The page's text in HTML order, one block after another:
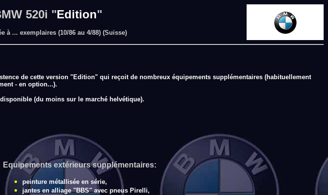
520i "Edition"
à ... exemplaires (10/86 au 4/88) (Suisse)
de cette version "Edition" qui reçoit de nombreux équipements supplémentaires (habituellement
- en option...).
(du moins sur le marché helvétique).
Equipements extérieurs supplémentaires:
peinture métallisée en série,
jantes en alliage "BBS" avec pneus Pirelli,